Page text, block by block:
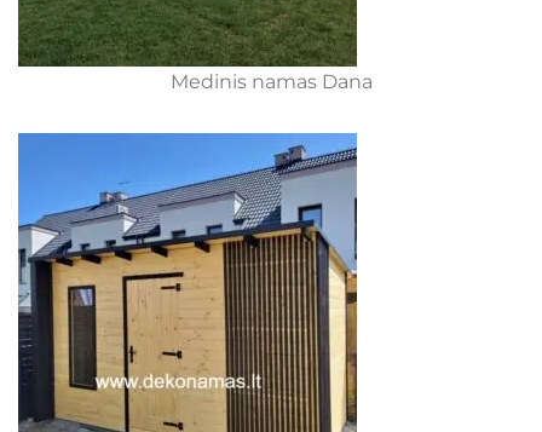
Medinis namas Dana